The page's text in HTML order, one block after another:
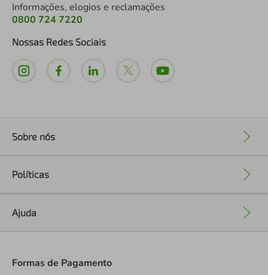
Informações, elogios e reclamações
0800 724 7220
Nossas Redes Sociais
Sobre nós
Políticas
Ajuda
Formas de Pagamento